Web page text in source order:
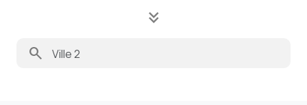
keyboard_double_arrow_down
search